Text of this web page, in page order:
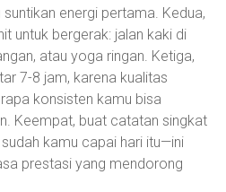
energi pertama. Kedua,
untuk bergerak: jalan kaki di
atau yoga ringan. Ketiga,
7-8 jam, karena kualitas
konsisten kamu bisa
Keempat, buat catatan singkat
kamu capai hari itu—ini
prestasi yang mendorong